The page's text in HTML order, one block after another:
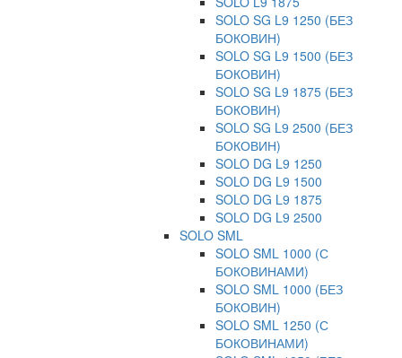
SOLO SG L9 1250 (БЕЗ
БОКОВИН)
SOLO SG L9 1500 (БЕЗ
БОКОВИН)
SOLO SG L9 1875 (БЕЗ
БОКОВИН)
SOLO SG L9 2500 (БЕЗ
БОКОВИН)
SOLO DG L9 1250
SOLO DG L9 1500
SOLO DG L9 1875
SOLO DG L9 2500
SOLO SML
SOLO SML 1000 (С
БОКОВИНАМИ)
SOLO SML 1000 (БЕЗ
БОКОВИН)
SOLO SML 1250 (С
БОКОВИНАМИ)